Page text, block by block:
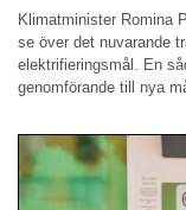
Klimatminister Romina
se över det nuvarande
elektrifieringsmål. En
genomförande till nya